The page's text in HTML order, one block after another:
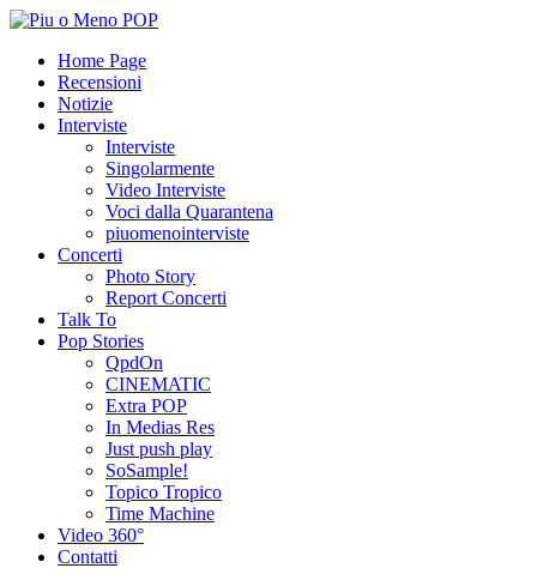
Home Page
Recensioni
Notizie
Interviste
Interviste
Singolarmente
Video Interviste
Voci dalla Quarantena
piuomenointerviste
Concerti
Photo Story
Report Concerti
Talk To
Pop Stories
QpdOn
CINEMATIC
Extra POP
In Medias Res
Just push play
SoSample!
Topico Tropico
Time Machine
Video 360°
Contatti